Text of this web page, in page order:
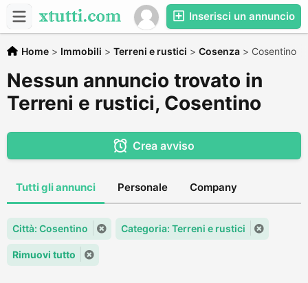
Inserisci un annuncio
Home > Immobili > Terreni e rustici > Cosenza > Cosentino
Nessun annuncio trovato in
Terreni e rustici, Cosentino
Crea avviso
Tutti gli annunci Personale Company
Città: Cosentino Categoria: Terreni e rustici
Rimuovi tutto